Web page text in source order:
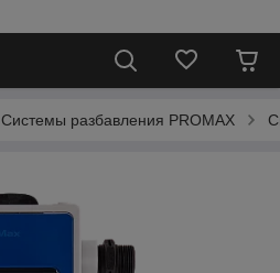
Системы разбавления PROMAX